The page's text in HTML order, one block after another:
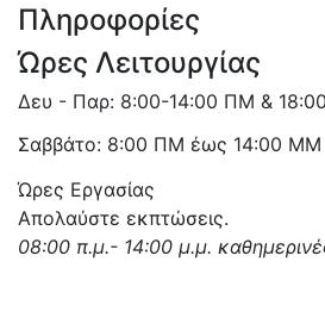
Πληροφορίες
Ώρες Λειτουργίας
Δευ - Παρ: 8:00-14:00 ΠΜ &
Σαββάτο: 8:00 ΠΜ έως 14:00 ΜΜ
Ώρες Εργασίας
Απολαύστε εκπτώσεις.
08:00 π.μ.- 14:00 μ.μ.